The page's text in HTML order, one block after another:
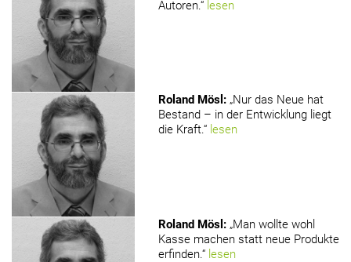
Autoren.“ lesen
Roland Mösl : „Nur das Neue hat
Bestand – in der Entwicklung liegt
die Kraft.“ lesen
Roland Mösl : „Man wollte wohl
Kasse machen statt neue Produkte
erfinden.“ lesen